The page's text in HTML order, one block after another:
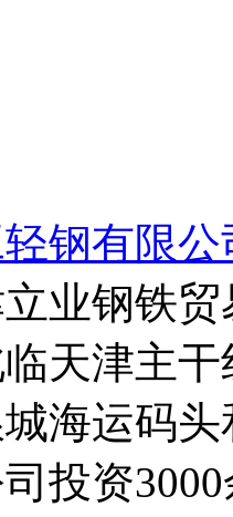
钢有限公
业钢铁
天津主
海运码
投资